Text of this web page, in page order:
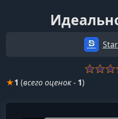
★1 (всего оценок- 1)